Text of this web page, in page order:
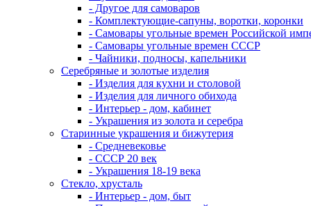
- Другое для самоваров
- Комплектующие-сапуны, воротки, коронки
- Самовары угольные времен Российской
- Самовары угольные времен СССР
- Чайники, подносы, капельники
Серебряные и золотые изделия
- Изделия для кухни и столовой
- Изделия для личного обихода
- Интерьер - дом, кабинет
- Украшения из золота и серебра
Старинные украшения и бижутерия
- Средневековье
- СССР 20 век
- Украшения 18-19 века
Стекло, хрусталь
- Интерьер - дом, быт